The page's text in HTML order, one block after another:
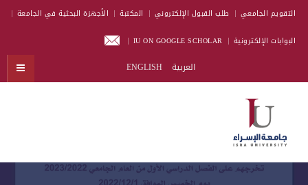
التقويم الجامعي طلب القبول الإلكتروني المكتبة الأجهزة البحثية في الجامعة
البوابات الإلكترونية IU ON GOOGLE SCHOLAR
العربية ENGLISH